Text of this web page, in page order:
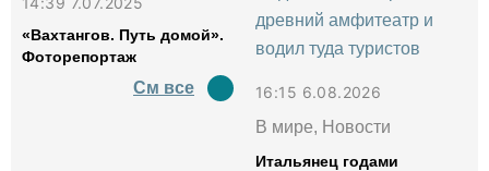
«Вахтангов. Путь домой».
Фоторепортаж
См все
16:15 6.08.2026
В мире, Новости
Итальянец годами